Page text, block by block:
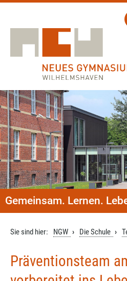
Gemeinsam. Lernen.
Sie sind hier: NGW Die Schule
Präventionsteam